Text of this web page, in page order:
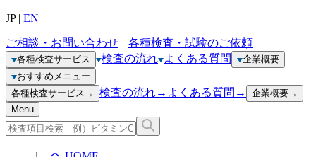
JP| EN
ご相談・お問い合わせ 各種検査・試験のご依頼
各種検査サービス 検査の流れ よくある質問
企業概要
おすすめメニュー
各種検査サービス → 検査の流れ→ よくある質問 → 企業概要→
Menu